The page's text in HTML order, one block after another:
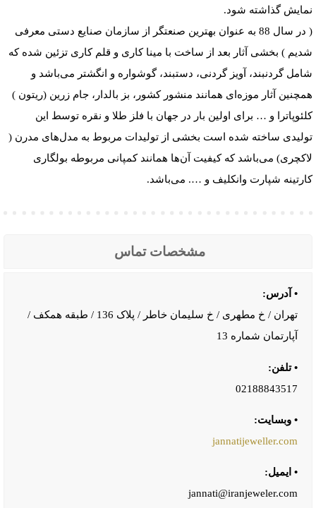
نمایش گذاشته شود.
( در سال 88 به عنوان بهترین صنعتگر از سازمان صنایع دستی معرفی
شدیم ) بخشی آثار بعد از ساخت با مینا کاری و قلم کاری تزئین شده که
شامل گردنبند، آویز گردنی، دستبند، گوشواره و انگشتر می‌باشد و
همچنین آثار موزه‌ای همانند منشور کشور، بز بالدار، جام زرین (ریتون )
کلئوپاترا و … برای اولین بار در جهان با فلز طلا و نقره توسط این
تولیدی ساخته شده است بخشی از تولیدات مربوط به مدل‌های مدرن (
لاکچری) می‌باشد که کیفیت آن‌ها همانند کمپانی مربوطه بولگاری
کارتینه شپارت وانکلیف و …. می‌باشد.
مشخصات تماس
• آدرس:
تهران / خ مطهری / خ سلیمان خاطر / پلاک 136 / طبقه همکف /
آپارتمان شماره 13
• تلفن:
02188843517
• وبسایت:
jannatijeweller.com
• ایمیل:
jannati@iranjeweler.com